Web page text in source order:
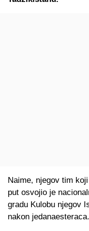
Naime, njegov tim
put osvojio je
gradu Kulobu njegov
nakon jedanaesteraca.